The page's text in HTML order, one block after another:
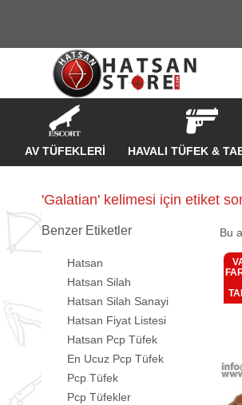
AV TÜFEKLERİ HAVALI TÜFEK &
'Galatian' kelimesi için etiket
Benzer Etiketler
Hatsan
Hatsan Silah
Hatsan Silah Sanayi
Hatsan Fiyat Listesi
Hatsan Pcp Tüfek
En Ucuz Pcp Tüfek
Pcp Tüfek
Pcp Tüfekler
Bu